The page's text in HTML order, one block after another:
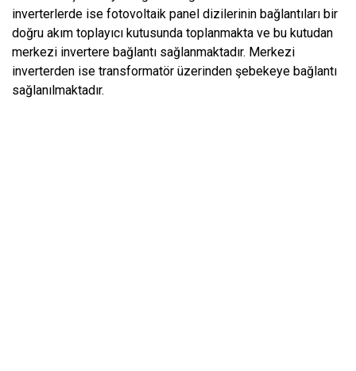
inverterlerde ise fotovoltaik panel dizilerinin bağlantıları bir
doğru akım toplayıcı kutusunda toplanmakta ve bu kutudan
merkezi invertere bağlantı sağlanmaktadır. Merkezi
inverterden ise transformatör üzerinden şebekeye bağlantı
sağlanılmaktadır.